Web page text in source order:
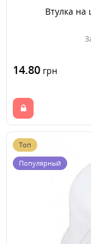
Втулка на
14.80 грн
Топ
Популярный